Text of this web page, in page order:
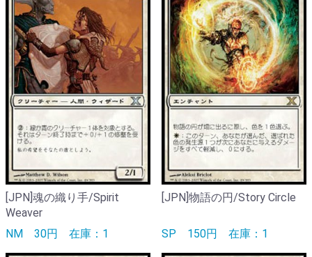
[JPN]魂の織り手/Spirit
Weaver
NM 30円 在庫：1
[JPN]物語の円/Story Circle
SP 150円 在庫：1